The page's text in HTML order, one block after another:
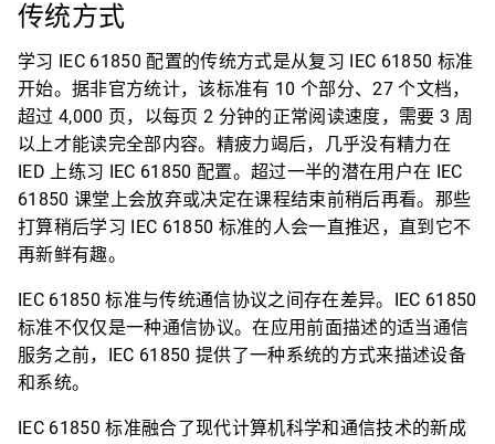
传统方式
学习 IEC 61850 配置的传统方式是从复习 IEC 61850 标准
开始。据非官方统计，该标准有 10 个部分、27 个文档，
超过 4,000 页，以每页 2 分钟的正常阅读速度，需要 3 周
以上才能读完全部内容。精疲力竭后，几乎没有精力在
IED 上练习 IEC 61850 配置。超过一半的潜在用户在 IEC
61850 课堂上会放弃或决定在课程结束前稍后再看。那些
打算稍后学习 IEC 61850 标准的人会一直推迟，直到它不
再新鲜有趣。
IEC 61850 标准与传统通信协议之间存在差异。IEC 61850
标准不仅仅是一种通信协议。在应用前面描述的适当通信
服务之前，IEC 61850 提供了一种系统的方式来描述设备
和系统。
IEC 61850 标准融合了现代计算机科学和通信技术的新成